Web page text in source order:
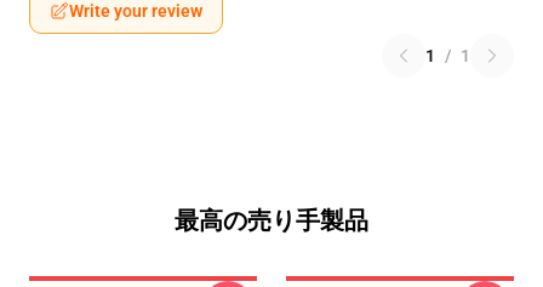
Write your review
1 / 1
最高の売り手製品